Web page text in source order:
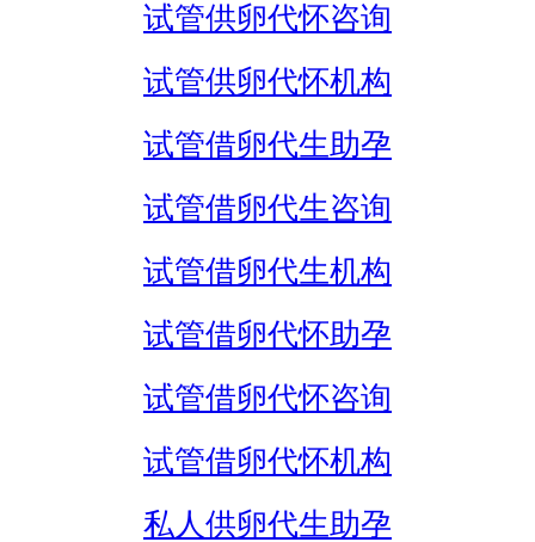
试管供卵代怀咨询
试管供卵代怀机构
试管借卵代生助孕
试管借卵代生咨询
试管借卵代生机构
试管借卵代怀助孕
试管借卵代怀咨询
试管借卵代怀机构
私人供卵代生助孕